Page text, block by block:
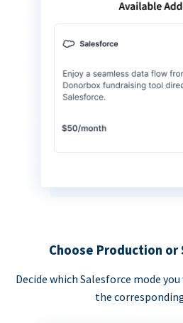
Choose Production or
Decide which Salesforce mode
the